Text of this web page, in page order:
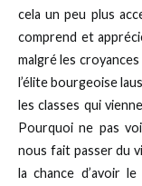
cela un peu plus
comprend et
malgré les
l’élite bourgeoise
les classes qui
Pourquoi ne pas
nous fait passer du
la chance d’avoir